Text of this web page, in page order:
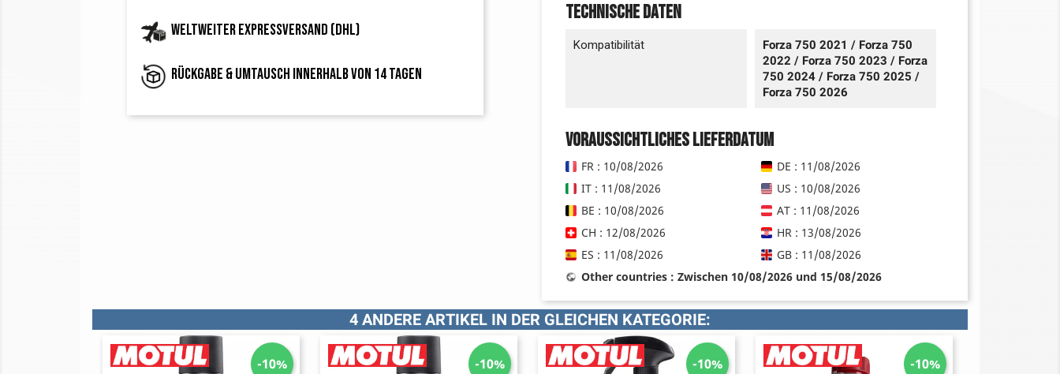
Weltweiter Expressversand (DHL)
Rückgabe & Umtausch innerhalb von 14 Tagen
Technische Daten
Kompatibilität
Forza 750 2021 / Forza 750
2022 / Forza 750 2023 / Forza
750 2024 / Forza 750 2025 /
Forza 750 2026
Voraussichtliches Lieferdatum
FR : 10/08/2026
DE : 11/08/2026
IT : 11/08/2026
US : 10/08/2026
BE : 10/08/2026
AT : 11/08/2026
CH : 12/08/2026
HR : 13/08/2026
ES : 11/08/2026
GB : 11/08/2026
Other countries : Zwischen 10/08/2026 und 15/08/2026
4 ANDERE ARTIKEL IN DER GLEICHEN KATEGORIE:
-10% -10% -10% -10%